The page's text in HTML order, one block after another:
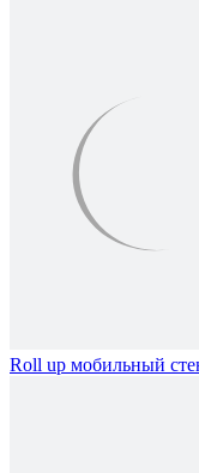
Roll up мобильный